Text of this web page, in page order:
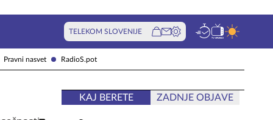
Pravni nasvet RadioS.pot
TELEKOM SLOVENIJE
KAJ BERETE ZADNJE OBJAVE